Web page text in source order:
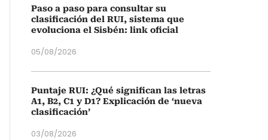
Paso a paso para consultar su
clasificación del RUI, sistema que
evoluciona el Sisbén: link oficial
05/08/2026
Puntaje RUI: ¿Qué significan las letras
A1, B2, C1 y D1? Explicación de ‘nueva
clasificación’
03/08/2026